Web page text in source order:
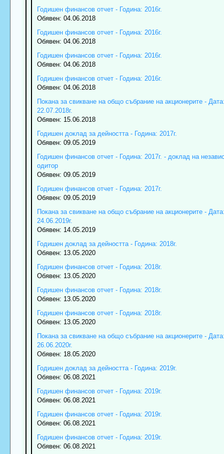
Годишен финансов отчет - Година: 2016г.
Обявен: 04.06.2018
Годишен финансов отчет - Година: 2016г.
Обявен: 04.06.2018
Годишен финансов отчет - Година: 2016г.
Обявен: 04.06.2018
Годишен финансов отчет - Година: 2016г.
Обявен: 04.06.2018
Покана за свикване на общо събрание на акционерите -
22.07.2018г.
Обявен: 15.06.2018
Годишен доклад за дейността - Година: 2017г.
Обявен: 09.05.2019
Годишен финансов отчет - Година: 2017г. - доклад на
одитор
Обявен: 09.05.2019
Годишен финансов отчет - Година: 2017г.
Обявен: 09.05.2019
Покана за свикване на общо събрание на акционерите -
24.06.2019г.
Обявен: 14.05.2019
Годишен доклад за дейността - Година: 2018г.
Обявен: 13.05.2020
Годишен финансов отчет - Година: 2018г.
Обявен: 13.05.2020
Годишен финансов отчет - Година: 2018г.
Обявен: 13.05.2020
Годишен финансов отчет - Година: 2018г.
Обявен: 13.05.2020
Покана за свикване на общо събрание на акционерите -
26.06.2020г.
Обявен: 18.05.2020
Годишен доклад за дейността - Година: 2019г.
Обявен: 06.08.2021
Годишен финансов отчет - Година: 2019г.
Обявен: 06.08.2021
Годишен финансов отчет - Година: 2019г.
Обявен: 06.08.2021
Годишен финансов отчет - Година: 2019г.
Обявен: 06.08.2021